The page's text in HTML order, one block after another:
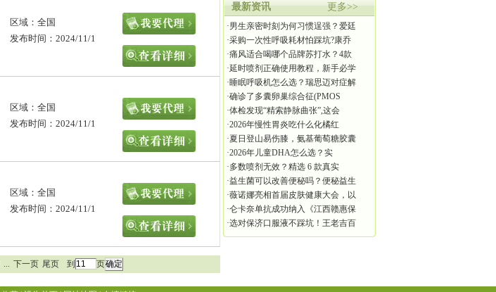
区域：全国
发布时间：2024/11/1
区域：全国
发布时间：2024/11/1
区域：全国
发布时间：2024/11/1
... 下一页 尾页 到 页
最新资讯 更多>>
·男生亲密时刻为何习惯逞强？爱廷
·采购一次性呼吸耗材怕踩坑?康乔
·痛风适合喝哪个品牌苏打水？4款
·延时喷剂正确使用教程，新手必学
·睡眠呼吸机怎么选？瑞思迈对症解
·确诊了多囊卵巢综合征(PMOS
·体检发现“精索静脉曲张”,这会
·2026年慢性胃炎吃什么化橘红
·夏日登山易伤膝，氨基葡萄糖胶囊
·2026年儿童DHA怎么选？实
·多数喷剂无效？精选 6 款真实
·益生菌可以改善便秘吗？便秘益生
·薇诺娜亮相首届皮肤健康大会，以
·仑卡奈单抗成功纳入《江西赣惠保
·选对保济口服液不踩坑！王老吉百